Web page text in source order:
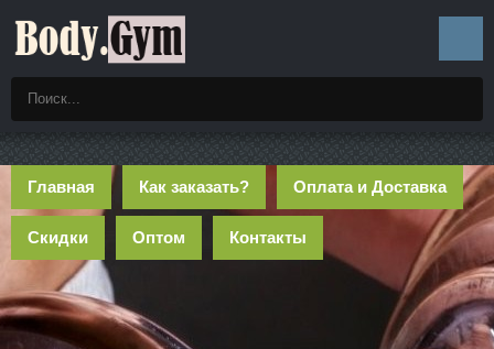
Главная Как заказать? Оплата и Доставка
Скидки Оптом Контакты